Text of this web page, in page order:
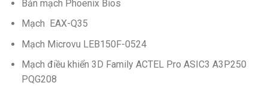
Bản mạch Phoenix Bios
Mạch EAX-Q35
Mạch Microvu LEB150F-0524
Mạch điều khiển 3D Family ACTEL Pro ASIC3 A3P250
PQG208